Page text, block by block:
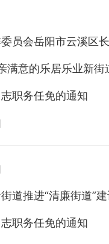
员会岳阳市云溪区
满意的乐居乐业新街
职务任免的通知
道推进“清廉街道”
职务任免的通知